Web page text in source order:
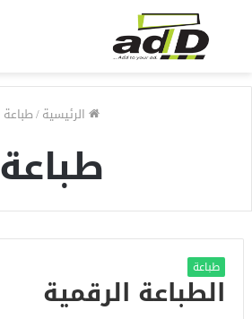
الرئيسية/طباعة
طباعة
طباعة
الطباعة الرقمية